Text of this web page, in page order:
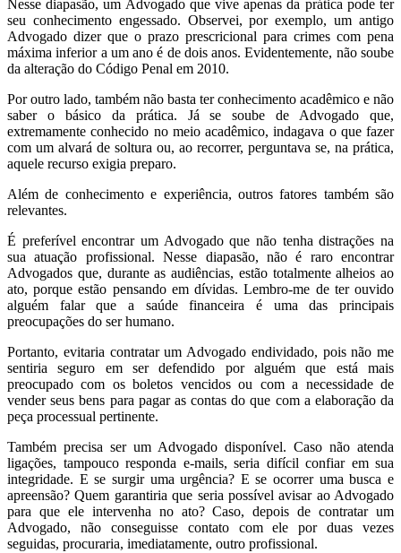
Nesse diapasão, um Advogado que vive apenas da prática pode ter
seu conhecimento engessado. Observei, por exemplo, um antigo
Advogado dizer que o prazo prescricional para crimes com pena
máxima inferior a um ano é de dois anos. Evidentemente, não soube
da alteração do Código Penal em 2010.
Por outro lado, também não basta ter conhecimento acadêmico e não
saber o básico da prática. Já se soube de Advogado que,
extremamente conhecido no meio acadêmico, indagava o que fazer
com um alvará de soltura ou, ao recorrer, perguntava se, na prática,
aquele recurso exigia preparo.
Além de conhecimento e experiência, outros fatores também são
relevantes.
É preferível encontrar um Advogado que não tenha distrações na
sua atuação profissional. Nesse diapasão, não é raro encontrar
Advogados que, durante as audiências, estão totalmente alheios ao
ato, porque estão pensando em dívidas. Lembro-me de ter ouvido
alguém falar que a saúde financeira é uma das principais
preocupações do ser humano.
Portanto, evitaria contratar um Advogado endividado, pois não me
sentiria seguro em ser defendido por alguém que está mais
preocupado com os boletos vencidos ou com a necessidade de
vender seus bens para pagar as contas do que com a elaboração da
peça processual pertinente.
Também precisa ser um Advogado disponível. Caso não atenda
ligações, tampouco responda e-mails, seria difícil confiar em sua
integridade. E se surgir uma urgência? E se ocorrer uma busca e
apreensão? Quem garantiria que seria possível avisar ao Advogado
para que ele intervenha no ato? Caso, depois de contratar um
Advogado, não conseguisse contato com ele por duas vezes
seguidas, procuraria, imediatamente, outro profissional.